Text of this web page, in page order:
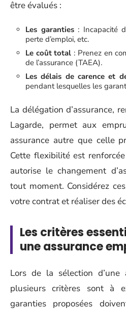
être évalués :
Les garanties: Incapacité
perte d’emploi, etc.
Le coût total : Prenez en
de l’assurance (TAEA).
Les délais de carence et
pendant lesquelles les
La délégation d’assurance,
Lagarde, permet aux
assurance autre que celle
Cette flexibilité est
autorise le changement
tout moment. Considérez
votre contrat et réaliser des
Les critères
une assurance
Lors de la sélection d’une
plusieurs critères sont à
garanties proposées